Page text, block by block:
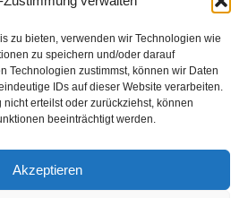
zu bieten, verwenden wir Technologien wie
zu speichern und/oder darauf
Technologien zustimmst, können wir Daten
IDs auf dieser Website verarbeiten.
erteilst oder zurückziehst, können
beeinträchtigt werden.
Akzeptieren